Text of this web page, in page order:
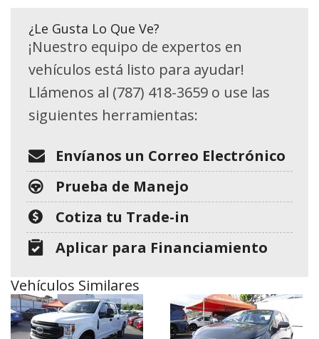
¿Le Gusta Lo Que Ve?
¡Nuestro equipo de expertos en
vehículos está listo para ayudar!
Llámenos al (787) 418-3659 o use las
siguientes herramientas:
Envíanos un Correo Electrónico
Prueba de Manejo
Cotiza tu Trade-in
Aplicar para Financiamiento
Vehículos Similares